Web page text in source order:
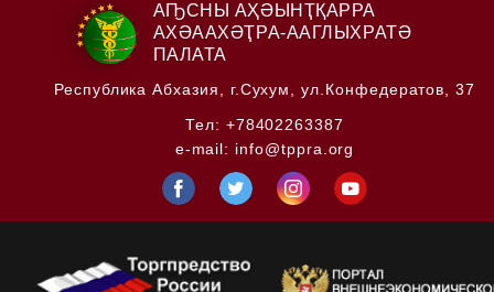
АҦСНЫ АҲӘЫНҬҚАРРА
АХӘААХӘҬРА-ААГЛЫХРАТӘ
ПАЛАТА
Республика Абхазия, г.Сухум, ул.Конфедератов, 37
Тел: +78402263387
e-mail: info@tppra.org